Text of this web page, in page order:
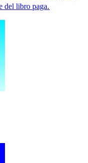
del libro paga.​​